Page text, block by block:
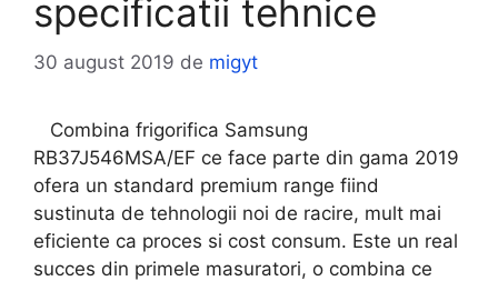
specificatii tehnice
30 august 2019 de migyt
Combina frigorifica Samsung
RB37J546MSA/EF ce face parte din gama 2019
ofera un standard premium range fiind
sustinuta de tehnologii noi de racire, mult mai
eficiente ca proces si cost consum. Este un real
succes din primele masuratori, o combina ce